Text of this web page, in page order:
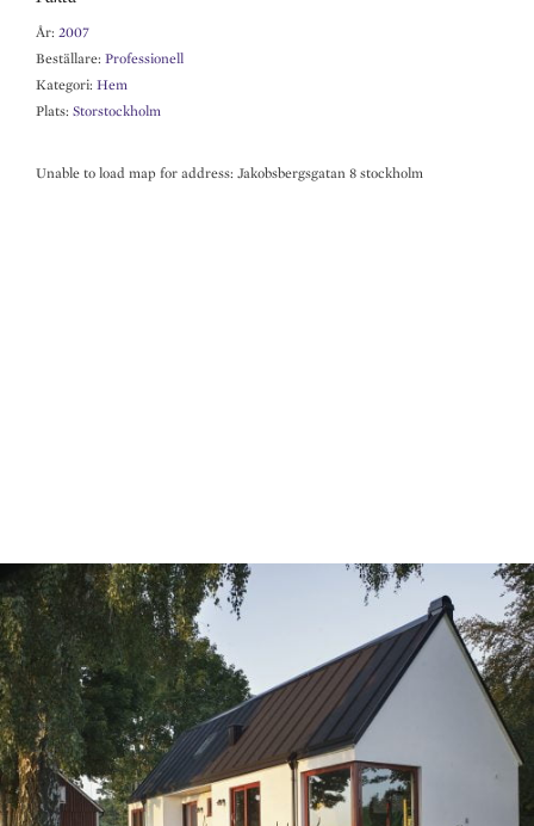
n o
k
År: 2007
Beställare: Professionell
Kategori: Hem
Plats: Storstockholm
Unable to load map for address: Jakobsbergsgatan 8 stockholm